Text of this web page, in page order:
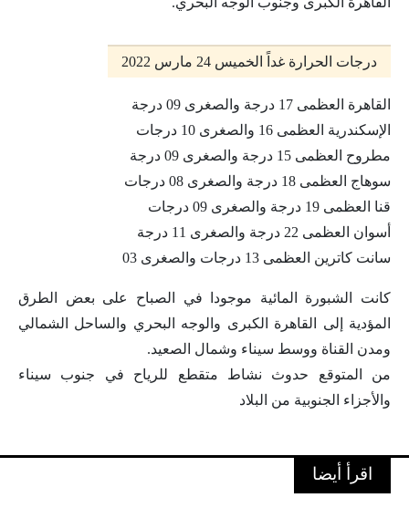
درجات الحرارة غداً الخميس 24 مارس 2022
القاهرة العظمى 17 درجة والصغرى 09 درجة
الإسكندرية العظمى 16 والصغرى 10 درجات
مطروح العظمى 15 درجة والصغرى 09 درجة
سوهاج العظمى 18 درجة والصغرى 08 درجات
قنا العظمى 19 درجة والصغرى 09 درجات
أسوان العظمى 22 درجة والصغرى 11 درجة
سانت كاترين العظمى 13 درجات والصغرى 03
كانت الشبورة المائية موجودا في الصباح على بعض الطرق
المؤدية إلى القاهرة الكبرى والوجه البحري والساحل الشمالي
ومدن القناة ووسط سيناء وشمال الصعيد.
من المتوقع حدوث نشاط متقطع للرياح في جنوب سيناء
والأجزاء الجنوبية من البلاد
اقرأ أيضا